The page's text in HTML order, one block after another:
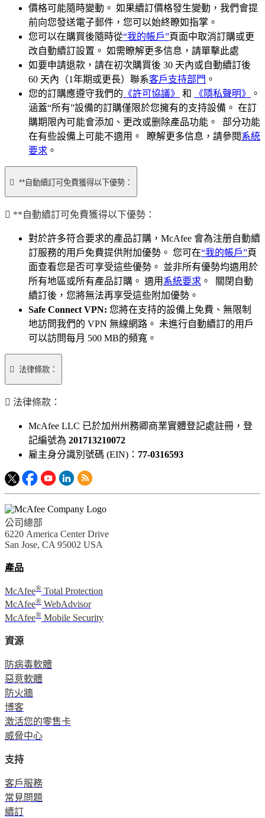
前向您發送電子郵件，您可以始終瞭如指掌。
您可以在購買後隨時從 “我的帳戶”頁面中取消訂購或更
改自動續訂設置。 如需瞭解更多信息，請單擊此處
如要申請退款，請在初次購買後 30 天內或自動續訂後
60 天內（1年期或更長）聯系客戶支持部門。
您的訂購應遵守我們的《許可協議》和《隱私聲明》
涵蓋“所有”設備的訂購僅限於您擁有的支持設備。 在訂
購期限內可能會添加、更改或删除產品功能。 部分功能
在有些設備上可能不適用。 瞭解更多信息，請參閱系統
要求。
 **自動續訂可免費獲得以下優勢：
對於許多符合要求的產品訂購，McAfee 會為注册自動續
訂服務的用戶免費提供附加優勢。 您可在
所有地區或所有產品訂購。 適用系統要求。 關閉自動
續訂後，您將無法再享受這些附加優勢。
Safe Connect VPN:您將在支持的設備上免費、無限制
地訪問我們的 VPN 無線網路。 未進行自動續訂的用戶
可以訪問每月 500 MB的頻寬。
法律條款：
記編號為
公司總部
6220 America Center Drive
San Jose, CA 95002 USA
產品
McAfee®Total Protection
McAfee®WebAdvisor
®
防病毒軟體
惡意軟體
博客
激活您的零售卡
威脅中心
支持
客戶服務
常見問題
關於 McAfee
工作機會